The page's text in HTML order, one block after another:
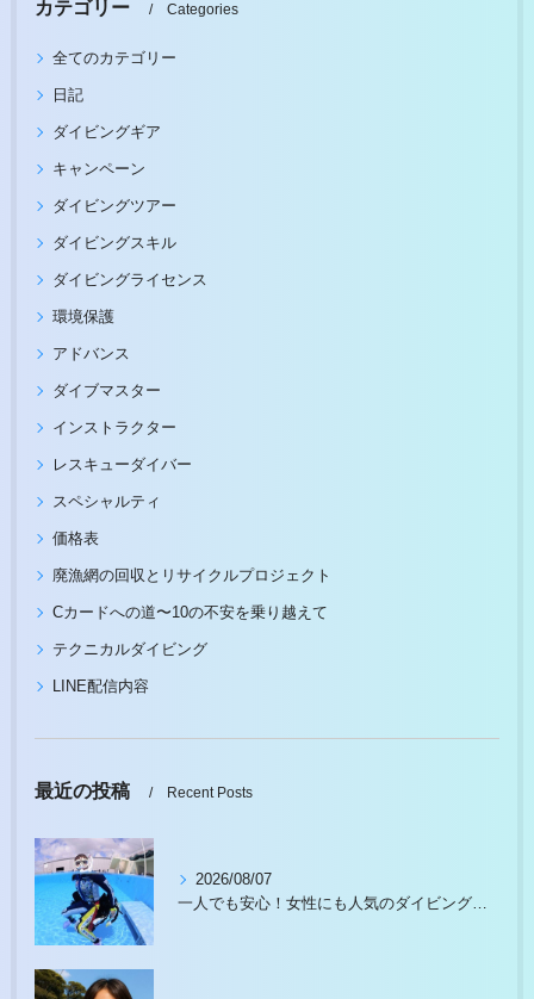
カテゴリー Categories
全てのカテゴリー
日記
ダイビングギア
キャンペーン
ダイビングツアー
ダイビングスキル
ダイビングライセンス
環境保護
アドバンス
ダイブマスター
インストラクター
レスキューダイバー
スペシャルティ
価格表
廃漁網の回収とリサイクルプロジェクト
Cカードへの道〜10の不安を乗り越えて
テクニカルダイビング
LINE配信内容
最近の投稿 Recent Posts
2026/08/07
一人でも安心！女性にも人気のダイビングスクール徹底ガイド